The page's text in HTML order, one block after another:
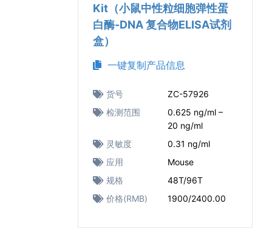
Kit（小鼠中性粒细胞弹性蛋
白酶-DNA 复合物ELISA试剂
盒）
一键复制产品信息
货号
ZC-57926
检测范围
0.625 ng/ml –
20 ng/ml
灵敏度
0.31 ng/ml
应用
Mouse
规格
48T/96T
价格(RMB)
1900/2400.00